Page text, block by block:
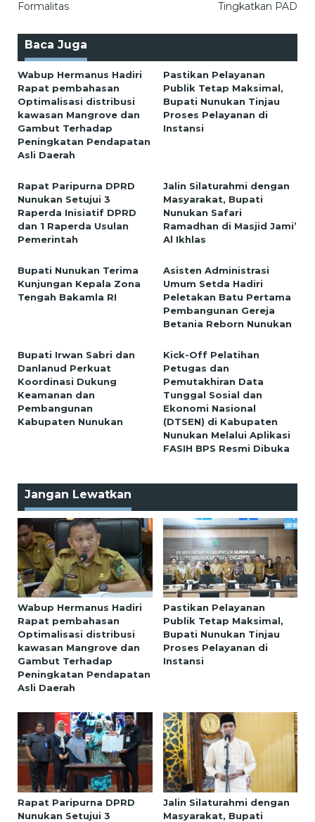
Formalitas Tingkatkan PAD
Baca Juga
Wabup Hermanus Hadiri
Rapat pembahasan
Optimalisasi distribusi
kawasan Mangrove dan
Gambut Terhadap
Peningkatan Pendapatan
Asli Daerah
Pastikan Pelayanan
Publik Tetap Maksimal,
Bupati Nunukan Tinjau
Proses Pelayanan di
Instansi
Rapat Paripurna DPRD
Nunukan Setujui 3
Raperda Inisiatif DPRD
dan 1 Raperda Usulan
Pemerintah
Jalin Silaturahmi dengan
Masyarakat, Bupati
Nunukan Safari
Ramadhan di Masjid Jami’
Al Ikhlas
Bupati Nunukan Terima
Kunjungan Kepala Zona
Tengah Bakamla RI
Asisten Administrasi
Umum Setda Hadiri
Peletakan Batu Pertama
Pembangunan Gereja
Betania Reborn Nunukan
Bupati Irwan Sabri dan
Danlanud Perkuat
Koordinasi Dukung
Keamanan dan
Pembangunan
Kabupaten Nunukan
Kick-Off Pelatihan
Petugas dan
Pemutakhiran Data
Tunggal Sosial dan
Ekonomi Nasional
(DTSEN) di Kabupaten
Nunukan Melalui Aplikasi
FASIH BPS Resmi Dibuka
Jangan Lewatkan
Wabup Hermanus Hadiri
Rapat pembahasan
Optimalisasi distribusi
kawasan Mangrove dan
Gambut Terhadap
Peningkatan Pendapatan
Asli Daerah
Pastikan Pelayanan
Publik Tetap Maksimal,
Bupati Nunukan Tinjau
Proses Pelayanan di
Instansi
Rapat Paripurna DPRD
Nunukan Setujui 3
Jalin Silaturahmi dengan
Masyarakat, Bupati